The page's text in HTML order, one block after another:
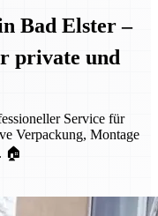
Bad Elster –
private und
Service für
Verpackung, Montage
🏠